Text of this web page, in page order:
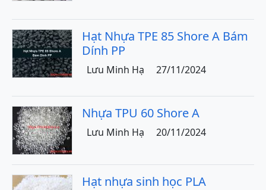
Hạt Nhựa TPE 85 Shore A Bám
Dính PP
Lưu Minh Hạ 27/11/2024
Nhựa TPU 60 Shore A
Lưu Minh Hạ 20/11/2024
Hạt nhựa sinh học PLA